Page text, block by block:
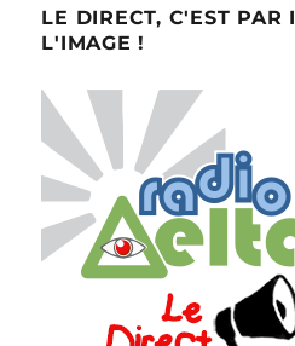
LE DIRECT, C'EST PAR
L'IMAGE !